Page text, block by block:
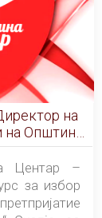
Центар –
за избор